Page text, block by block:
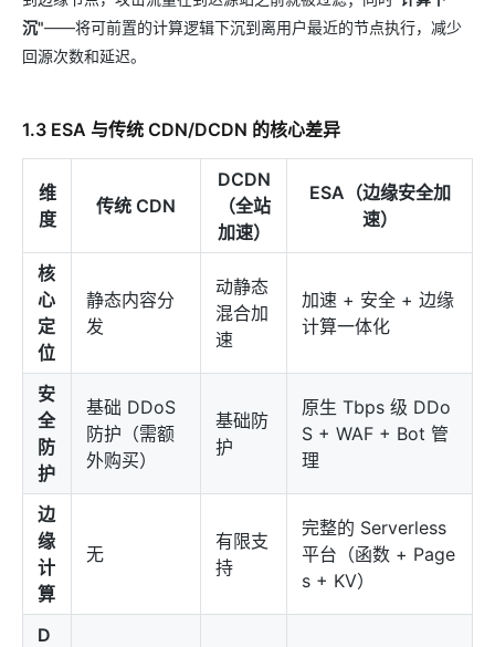
沉"——将可前置的计算逻辑下沉到离用户最近的节点执行，减少
回源次数和延迟。
1.3 ESA 与传统 CDN/DCDN 的核心差异
维
度
传统 CDN
DCDN
（全站
加速）
ESA（边缘安全加
速）
核
心
定
位
静态内容分
发
动静态
混合加
速
加速 + 安全 + 边缘
计算一体化
安
全
防
护
基础 DDoS
防护（需额
外购买）
基础防
护
原生 Tbps 级 DDo
S + WAF + Bot 管
理
边
缘
计
算
无
有限支
持
完整的 Serverless
平台（函数 + Page
s + KV）
D